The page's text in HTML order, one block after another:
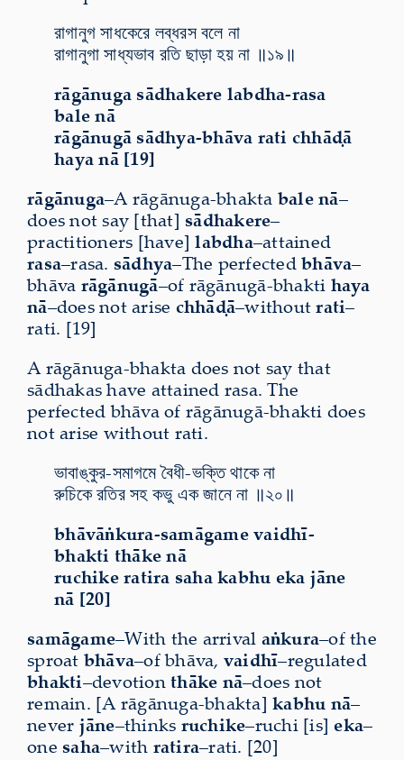
রাগানুগ সাধকেরে লব্ধরস বলে না
রাগানুগা সাধ্যভাব রতি ছাড়া হয় না ॥১৯॥
rāgānuga sādhakere labdha-rasa
bale nā
rāgānugā sādhya-bhāva rati chhāḍā
haya nā [19]
rāgānuga–A rāgānuga-bhakta bale nā–
does not say [that] sādhakere–
practitioners [have]labdha–attained
rasa–rasa. sādhya–The perfectedbhāva–
bhāva rāgānugā–of rāgānugā-bhakti haya
nā–does not arise chhāḍā–withoutrati–
rati. [19]
A rāgānuga-bhakta does not say that
sādhakas have attained rasa. The
perfected bhāva of rāgānugā-bhakti does
not arise without rati.
ভাবাঙ্কুর-সমাগমে বৈধী-ভক্তি থাকে না
রুচিকে রতির সহ কভু এক জানে না ॥২০॥
bhāvāṅkura-samāgame vaidhī-
bhakti thāke nā
ruchike ratira saha kabhu eka jāne
nā [20]
samāgame–With the arrival aṅkura–of the
sproat bhāva–of bhāva, vaidhī–regulated
bhakti–devotionthāke nā–does not
remain. [A rāgānuga-bhakta] kabhu nā–
never jāne–thinks ruchike–ruchi [is] eka–
one saha–with ratira–rati. [20]